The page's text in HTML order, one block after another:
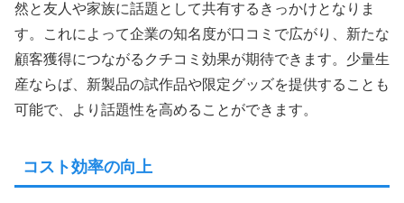
然と友人や家族に話題として共有するきっかけとなりま
す。これによって企業の知名度が口コミで広がり、新たな
顧客獲得につながるクチコミ効果が期待できます。少量生
産ならば、新製品の試作品や限定グッズを提供することも
可能で、より話題性を高めることができます。
コスト効率の向上